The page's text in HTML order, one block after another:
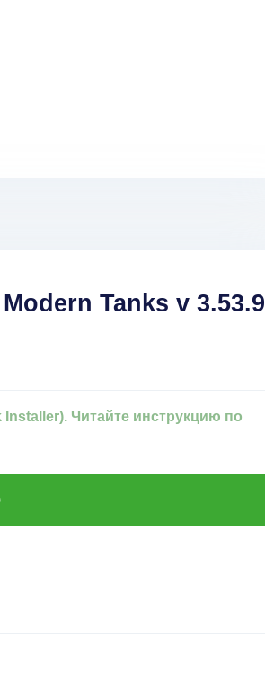
Tanks v 3.53.9
Читайте инструкцию по